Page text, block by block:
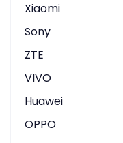
Xiaomi
Sony
ZTE
VIVO
Huawei
OPPO